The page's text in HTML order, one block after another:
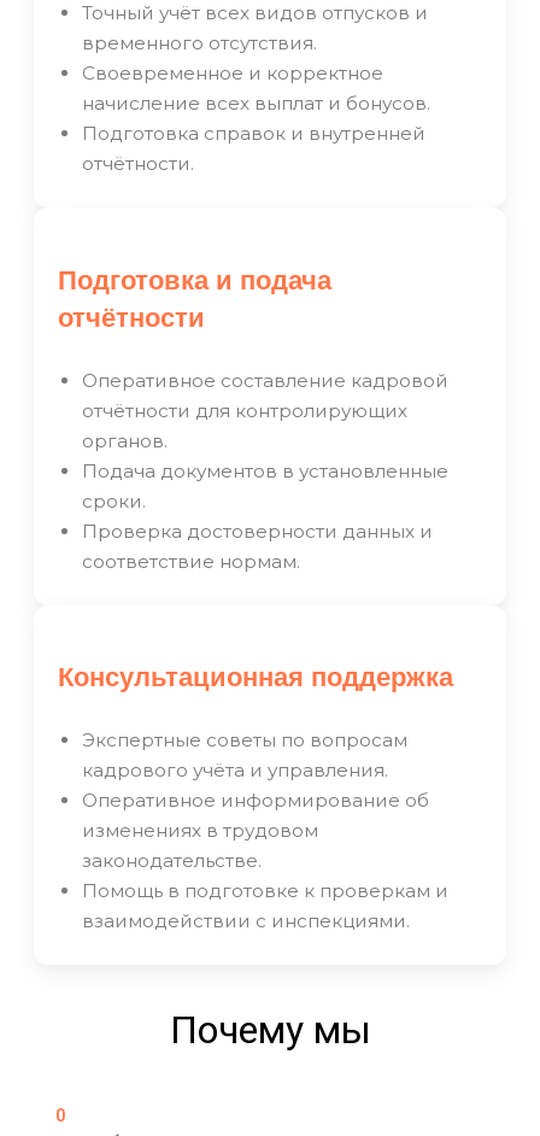
Точный учёт всех видов отпусков и
временного отсутствия.
Своевременное и корректное
начисление всех выплат и бонусов.
Подготовка справок и внутренней
отчётности.
Подготовка и подача
отчётности
Оперативное составление кадровой
отчётности для контролирующих
органов.
Подача документов в установленные
сроки.
Проверка достоверности данных и
соответствие нормам.
Консультационная поддержка
Экспертные советы по вопросам
кадрового учёта и управления.
Оперативное информирование об
изменениях в трудовом
законодательстве.
Помощь в подготовке к проверкам и
взаимодействии с инспекциями.
Почему мы
0